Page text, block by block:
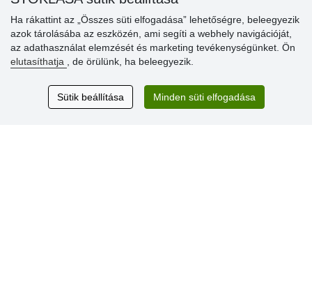
Vásárlók
értékelése
Excellent service
Thank you.
Ha rákattint az „Összes süti elfogadása” lehetőségre, beleegyezik
azok tárolásába az eszközén, ami segíti a webhely navigációját,
az adathasználat elemzését és marketing tevékenységünket. Ön
elutasíthatja
, de örülünk, ha beleegyezik.
Sütik beállítása Minden süti elfogadása